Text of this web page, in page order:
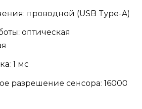
проводной (USB Type-A)
оптическая
1 мс
разрешение сенсора: 16000